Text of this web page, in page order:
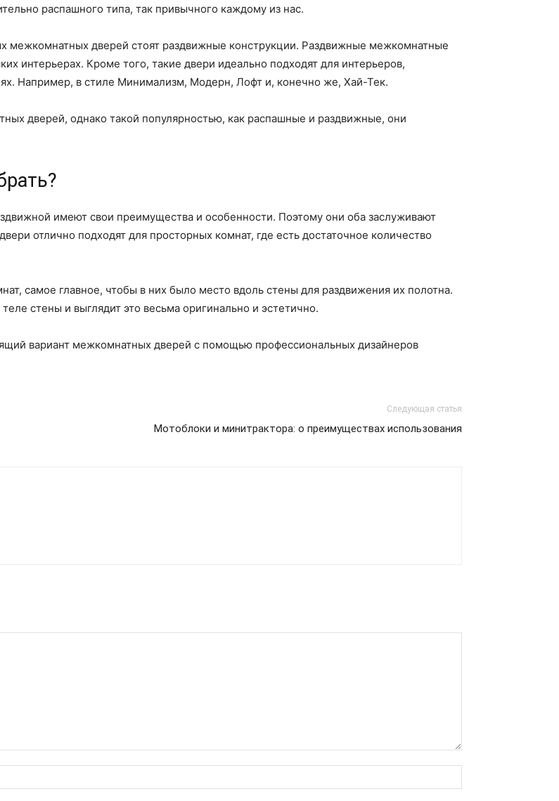
распашного типа, так привычного каждому из нас.
межкомнатных дверей стоят раздвижные конструкции. Раздвижные межкомнатные
интерьерах. Кроме того, такие двери идеально подходят для интерьеров,
Например, в стиле Минимализм, Модерн, Лофт и, конечно же, Хай-Тек.
дверей, однако такой популярностью, как распашные и раздвижные, они
имеют свои преимущества и особенности. Поэтому они оба заслуживают
отлично подходят для просторных комнат, где есть достаточное количество
самое главное, чтобы в них было место вдоль стены для раздвижения их полотна.
стены и выглядит это весьма оригинально и эстетично.
вариант межкомнатных дверей с помощью профессиональных дизайнеров
Следующая статья
Мотоблоки и минитрактора: о преимуществах использования